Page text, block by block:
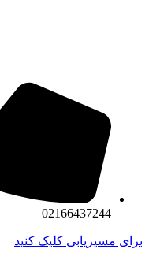
02166437244
برای مسیریابی کلیک کنید